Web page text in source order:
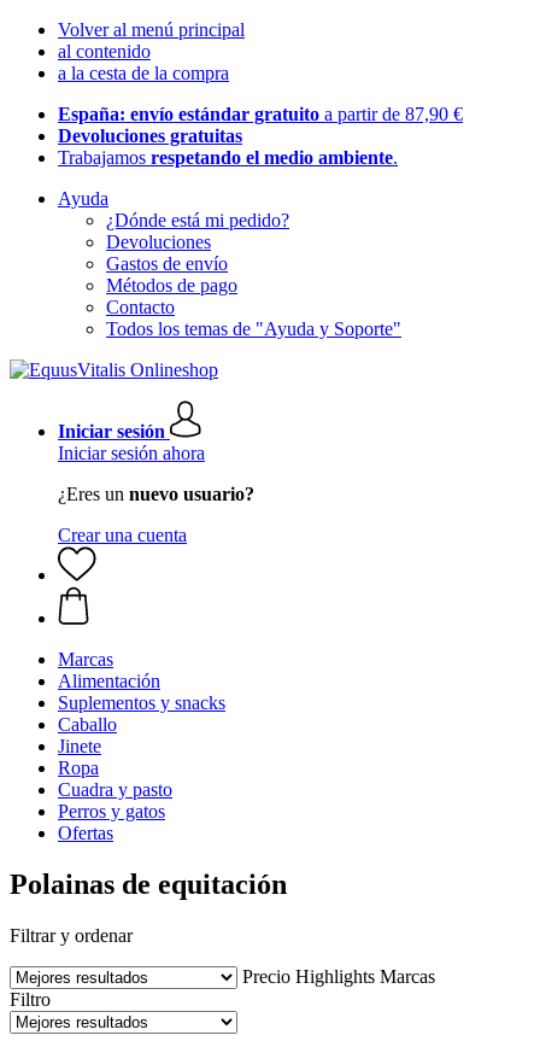
Volver al menú principal
al contenido
a la cesta de la compra
España: envío estándar gratuito a partir de 87,90 €
Devoluciones gratuitas
Trabajamos respetando el medio ambiente.
Ayuda
¿Dónde está mi pedido?
Devoluciones
Gastos de envío
Métodos de pago
Contacto
Todos los temas de "Ayuda y Soporte"
Iniciar sesión
Iniciar sesión ahora
¿Eres un nuevo usuario?
Crear una cuenta
Marcas
Alimentación
Suplementos y snacks
Caballo
Jinete
Ropa
Cuadra y pasto
Perros y gatos
Ofertas
Polainas de equitación
Filtrar y ordenar
Precio Highlights Marcas
Filtro